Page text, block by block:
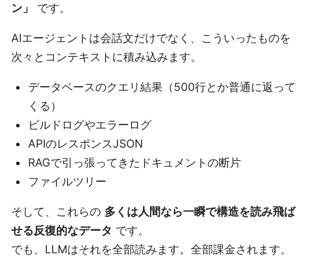
ン」
です。
AIエージェントは会話文だけでなく、こういったものを
次々とコンテキストに積み込みます。
データベースのクエリ結果（500行とか普通に返って
くる）
ビルドログやエラーログ
APIのレスポンスJSON
RAGで引っ張ってきたドキュメントの断片
ファイルツリー
そして、これらの 多くは人間なら一瞬で構造を読み飛ば
せる反復的なデータ です。
でも、LLMはそれを全部読みます。全部課金されます。